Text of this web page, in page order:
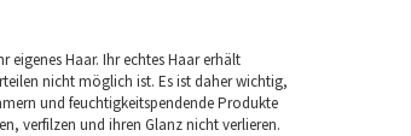
eigenes Haar. Ihr echtes Haar erhält
nicht möglich ist. Es ist daher wichtig,
und feuchtigkeitspendende Produkte
verfilzen und ihren Glanz nicht verlieren.